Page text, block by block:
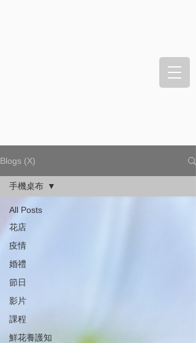
Blogs (X)
All Posts
花店
疫情
婚禮
節日
影片
課程
鮮花養護知
手機桌布